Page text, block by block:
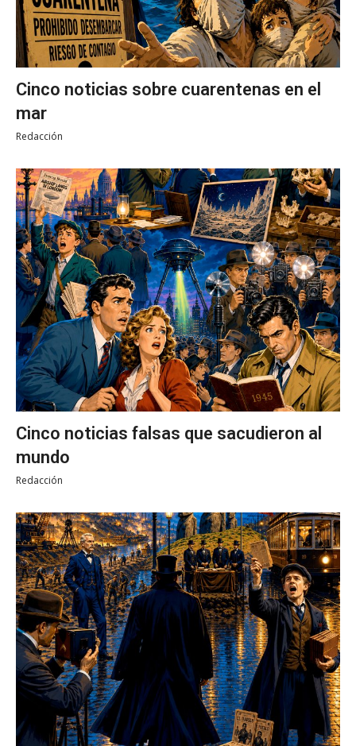
Cinco noticias sobre cuarentenas en el
mar
Redacción
Cinco noticias falsas que sacudieron al
mundo
Redacción